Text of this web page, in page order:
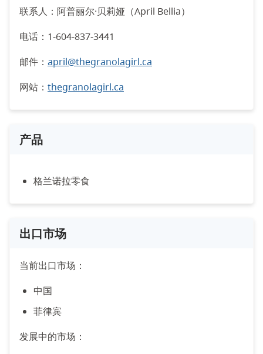
联系人：阿普丽尔·贝莉娅（April Bellia）
电话：1-604-837-3441
邮件： april@thegranolagirl.ca
网站： thegranolagirl.ca
产品
格兰诺拉零食
出口市场
当前出口市场：
中国
菲律宾
发展中的市场：